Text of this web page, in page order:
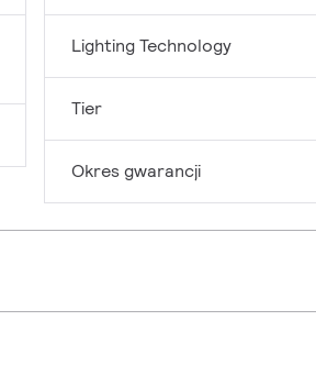
Lighting Technology
Tier
Okres gwarancji